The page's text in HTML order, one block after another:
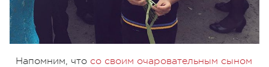
Напомним, что со своим очаровательным сыном